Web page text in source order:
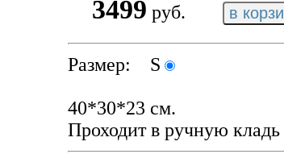
3499 руб.
Размер: S
40*30*23 см.
Проходит в ручную